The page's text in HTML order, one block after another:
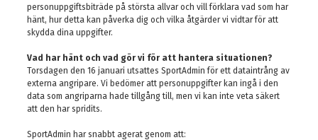
personuppgiftsbiträde på största allvar och vill förklara vad som har
hänt, hur detta kan påverka dig och vilka åtgärder vi vidtar för att
skydda dina uppgifter.
Vad har hänt och vad gör vi för att hantera situationen?
Torsdagen den 16 januari utsattes SportAdmin för ett dataintrång av
externa angripare. Vi bedömer att personuppgifter kan ingå i den
data som angriparna hade tillgång till, men vi kan inte veta säkert
att den har spridits.
SportAdmin har snabbt agerat genom att: